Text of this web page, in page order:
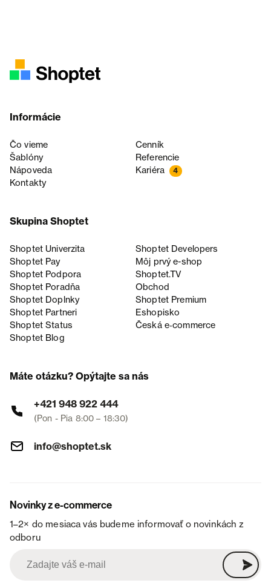
Informácie
Čo vieme
Cenník
Šablóny
Referencie
Nápoveda
Kariéra 4
Kontakty
Skupina Shoptet
Shoptet Univerzita
Shoptet Developers
Shoptet Pay
Môj prvý e-shop
Shoptet Podpora
Shoptet.TV
Shoptet Poradňa
Obchod
Shoptet Doplnky
Shoptet Premium
Shoptet Partneri
Eshopisko
Shoptet Status
Česká e‑commerce
Shoptet Blog
Máte otázku? Opýtajte sa nás
+421 948 922 444
(Pon - Pia 8:00 – 18:30)
info@shoptet.sk
Novinky z e-commerce
1–2× do mesiaca vás budeme informovať o novinkách z
odboru